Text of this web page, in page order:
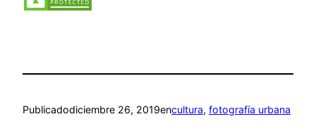
Publicadodiciembre 26, 2019encultura, fotografía urbana